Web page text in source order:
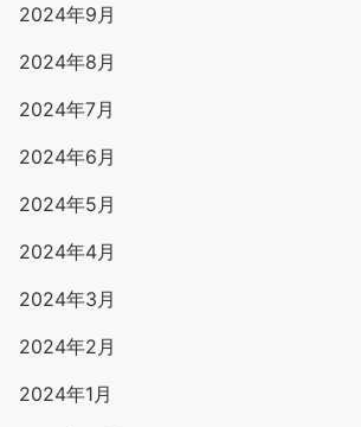
2024年9月
2024年8月
2024年7月
2024年6月
2024年5月
2024年4月
2024年3月
2024年2月
2024年1月